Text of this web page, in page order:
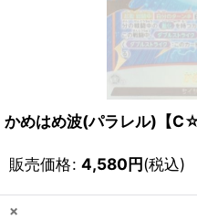
かめはめ波(パラレル)【
販売価格: 4,580円(税込)
×